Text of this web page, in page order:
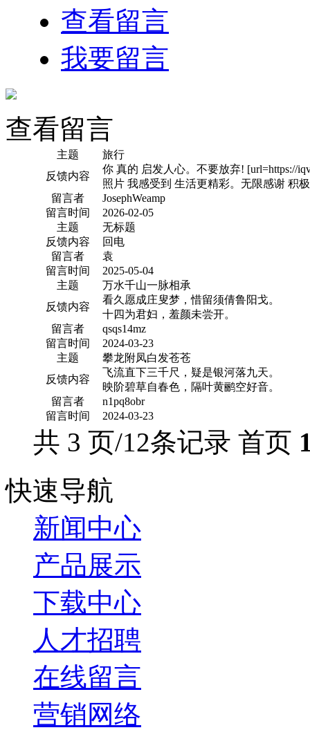
查看留言
我要留言
查看留言
主题
旅行
反馈内容
你 真的 启发人心。不要放弃! [url=https://
照片 我感受到 生活更精彩。无限感谢 积
留言者
JosephWeamp
留言时间
2026-02-05
主题
无标题
反馈内容
回电
留言者
袁
留言时间
2025-05-04
主题
万水千山一脉相承
反馈内容
看久愿成庄叟梦，惜留须倩鲁阳戈。
十四为君妇，羞颜未尝开。
留言者
qsqs14mz
留言时间
2024-03-23
主题
攀龙附凤白发苍苍
反馈内容
飞流直下三千尺，疑是银河落九天。
映阶碧草自春色，隔叶黄鹂空好音。
留言者
n1pq8obr
留言时间
2024-03-23
共 3 页/12条记录 首页
快速导航
新闻中心
产品展示
下载中心
人才招聘
在线留言
营销网络